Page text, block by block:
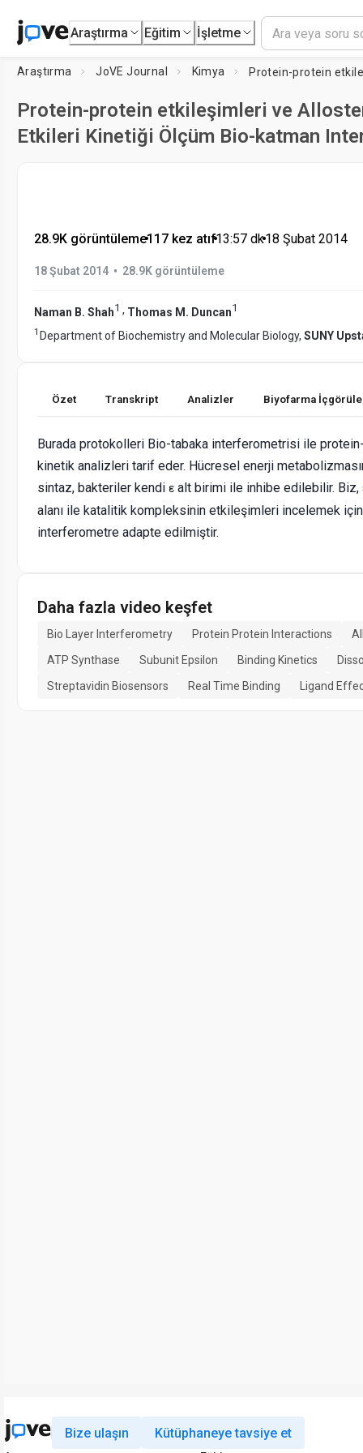
Araştırma Eğitim İşletme
Araştırma JoVE Journal Kimya
Protein-protein etkileşimleri ve
Etkileri Kinetiği Ölçüm Bio-katman
28.9K görüntüleme•117 kez atıf•13:57 dk•18 Şubat 2014
18 Şubat 2014 • 28.9K görüntüleme
Naman B. Shah1 , Thomas M. Duncan1
1 Department of Biochemistry and Molecular Biology, SUNY
Özet Transkript Analizler Biyofarma
Burada protokolleri Bio-tabaka interferometrisi ile
kinetik analizleri tarif eder. Hücresel enerji
sintaz, bakteriler kendi ε alt birimi ile inhibe edilebilir. Biz,
alanı ile katalitik kompleksinin etkileşimleri incelemek
interferometre adapte edilmiştir.
Daha fazla video keşfet
Bio Layer Interferometry Protein Protein Interactions
ATP Synthase
Subunit Epsilon Binding Kinetics
Streptavidin Biosensors
Real Time Binding Ligand
Bize ulaşın Kütüphaneye tavsiye et